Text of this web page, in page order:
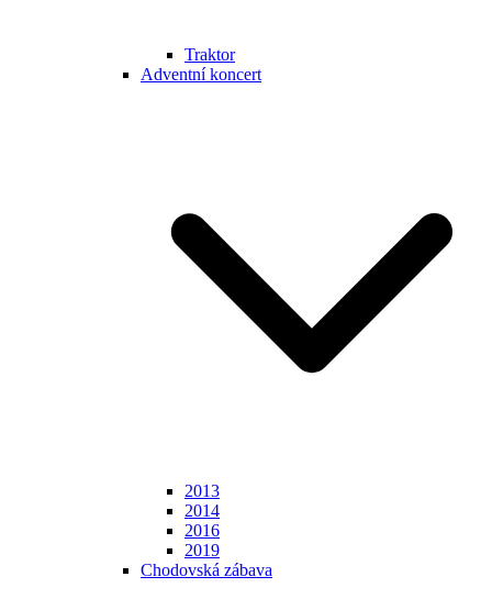
Traktor
Adventní koncert
2013
2014
2016
2019
Chodovská zábava